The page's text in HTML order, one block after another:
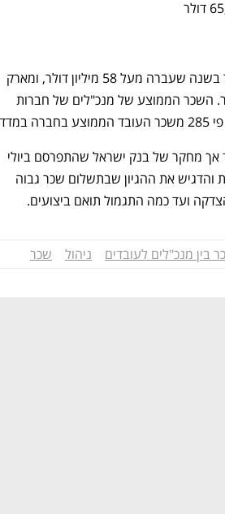
ועד כמה התגמול תואם ביצועים.
בין מנכ"לים לעובדים ניהול שכר